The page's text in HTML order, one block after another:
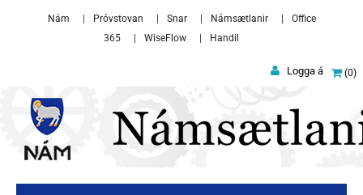
Nám Próvstovan Snar Námsætlanir
Office
365
WiseFlow Handil
0
Logga á